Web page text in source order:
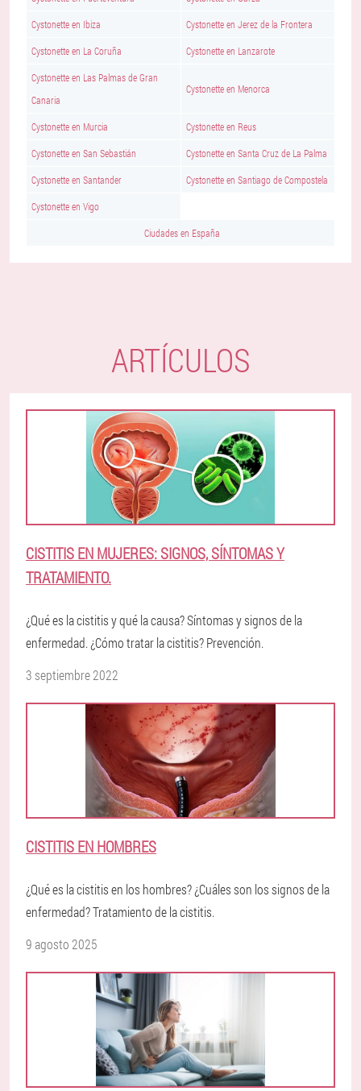
Cystonette en Ibiza Cystonette en Jerez de la Frontera
Cystonette en La Coruña Cystonette en Lanzarote
Cystonette en Las Palmas de Gran
Canaria
Cystonette en Menorca
Cystonette en Murcia Cystonette en Reus
Cystonette en San Sebastián Cystonette en Santa Cruz de La Palma
Cystonette en Santander Cystonette en Santiago de Compostela
Cystonette en Vigo
Ciudades en España
ARTÍCULOS
CISTITIS EN MUJERES: SIGNOS, SÍNTOMAS Y
TRATAMIENTO.
¿Qué es la cistitis y qué la causa? Síntomas y signos de la
enfermedad. ¿Cómo tratar la cistitis? Prevención.
3 septiembre 2022
CISTITIS EN HOMBRES
¿Qué es la cistitis en los hombres? ¿Cuáles son los signos de la
enfermedad? Tratamiento de la cistitis.
9 agosto 2025